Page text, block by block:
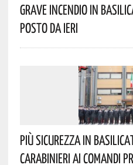
Grave Incendio In
Posto Da Ieri
Più Sicurezza In
Carabinieri Ai Comandi